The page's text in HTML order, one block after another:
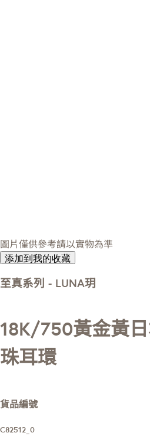
圖片僅供參考請以實物為準
添加到我的收藏
至真系列 - LUNA玥
18K/750黃金黃
珠耳環
貨品編號
C82512_0